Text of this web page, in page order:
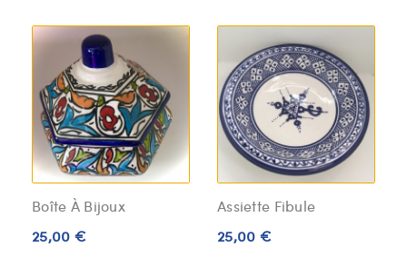
Boîte À Bijoux
25,00 €
Assiette Fibule
25,00 €